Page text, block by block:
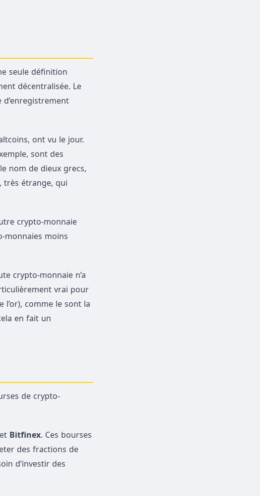
seule définition
décentralisée. Le
ont vu le jour.
sont des
nom de dieux grecs,
très étrange, qui
crypto-monnaie
monnaies moins
crypto-monnaie n’a
vrai pour
comme le sont la
en fait un
de crypto-
et Bitfinex. Ces bourses
des fractions de
d’investir des